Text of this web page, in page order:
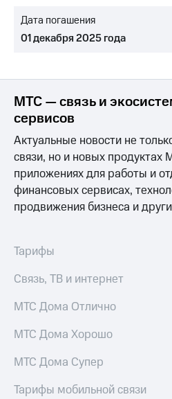
и акционерам
Корпоративное
управление
секретарь
Раскрытие
информации
Информация
акционерам
Документы
ПАО
"МТС"
Собрания
акционеров
Личный
Контроль
аудит
акций
Описание
Программа
приобретения
Дата погашения
01 декабря 2025 года
МТС — связь и
сервисов
Актуальные новости не
связи, но и новых
приложениях для работы и
финансовых сервисах,
продвижения бизнеса и
Тарифы
Связь, ТВ и интернет
МТС Дома Отлично
МТС Дома Хорошо
МТС Дома Супер
Тарифы мобильной связи